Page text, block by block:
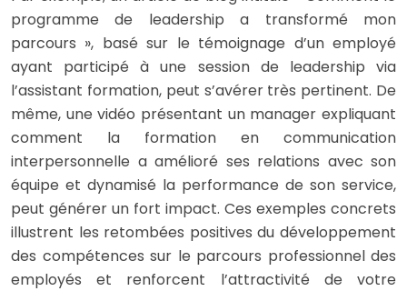
programme de leadership a transformé mon
parcours », basé sur le témoignage d’un employé
ayant participé à une session de leadership via
l’assistant formation, peut s’avérer très pertinent. De
même, une vidéo présentant un manager expliquant
comment la formation en communication
interpersonnelle a amélioré ses relations avec son
équipe et dynamisé la performance de son service,
peut générer un fort impact. Ces exemples concrets
illustrent les retombées positives du développement
des compétences sur le parcours professionnel des
employés et renforcent l’attractivité de votre